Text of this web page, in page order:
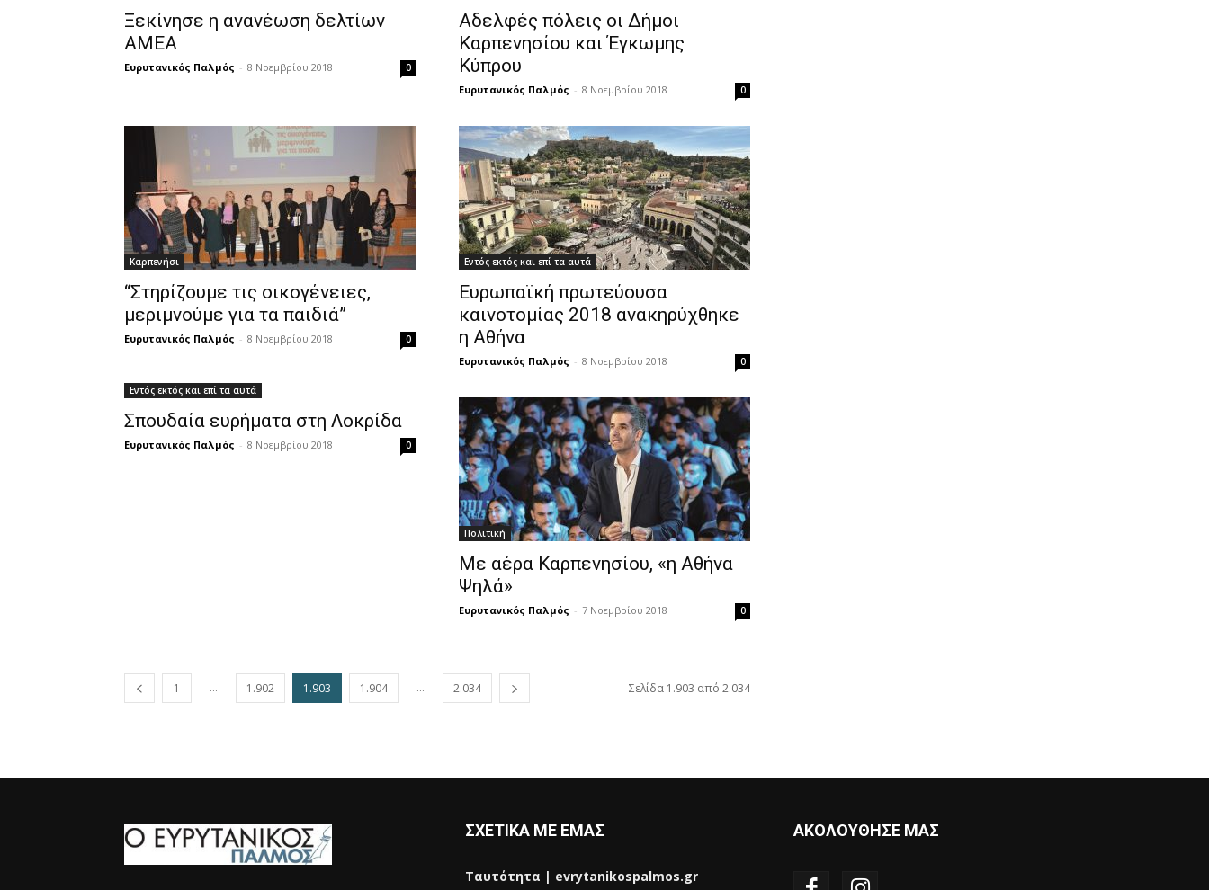
Ξεκίνησε η ανανέωση δελτίων
ΑΜΕΑ
Ευρυτανικός Παλμός - 8 Νοεμβρίου 2018 0
Αδελφές πόλεις οι Δήμοι
Καρπενησίου και Έγκωμης
Κύπρου
Ευρυτανικός Παλμός - 8 Νοεμβρίου 2018 0
Καρπενήσι
“Στηρίζουμε τις οικογένειες,
μεριμνούμε για τα παιδιά”
Ευρυτανικός Παλμός - 8 Νοεμβρίου 2018 0
Εντός εκτός και επί τα αυτά
Ευρωπαϊκή πρωτεύουσα
καινοτομίας 2018 ανακηρύχθηκε
η Αθήνα
Ευρυτανικός Παλμός - 8 Νοεμβρίου 2018 0
Εντός εκτός και επί τα αυτά
Σπουδαία ευρήματα στη Λοκρίδα
Ευρυτανικός Παλμός - 8 Νοεμβρίου 2018 0
Πολιτική
Με αέρα Καρπενησίου, «η Αθήνα
Ψηλά»
Ευρυτανικός Παλμός - 7 Νοεμβρίου 2018 0
1 ... 1.902 1.903 1.904 ... 2.034 Σελίδα 1.903 από 2.034
ΣΧΕΤΙΚΑ ΜΕ ΕΜΑΣ
Ταυτότητα | evrytanikospalmos.gr
ΑΚΟΛΟΥΘΗΣΕ ΜΑΣ